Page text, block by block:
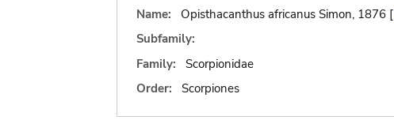
Name:
Opisthacanthus africanus Simon, 1876 [
Subfamily:
Family:
Scorpionidae
Order:
Scorpiones